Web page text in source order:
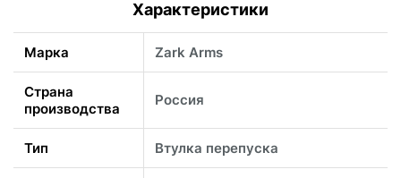
Характеристики
Марка Zark Arms
Страна
производства
Россия
Тип Втулка перепуска